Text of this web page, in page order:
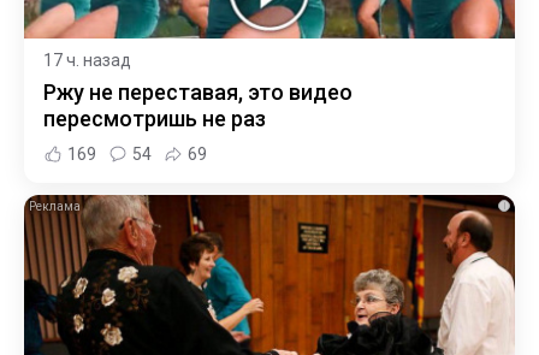
17 ч. назад
Ржу не переставая, это видео
пересмотришь не раз
169 54 69
i